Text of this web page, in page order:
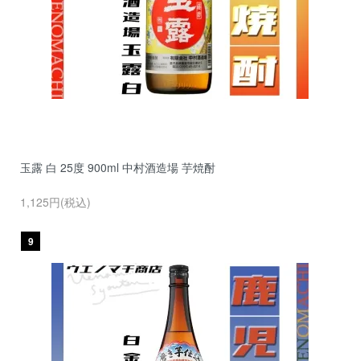
玉露 白 25度 900ml 中村酒造場 芋焼酎
1,125円(税込)
9